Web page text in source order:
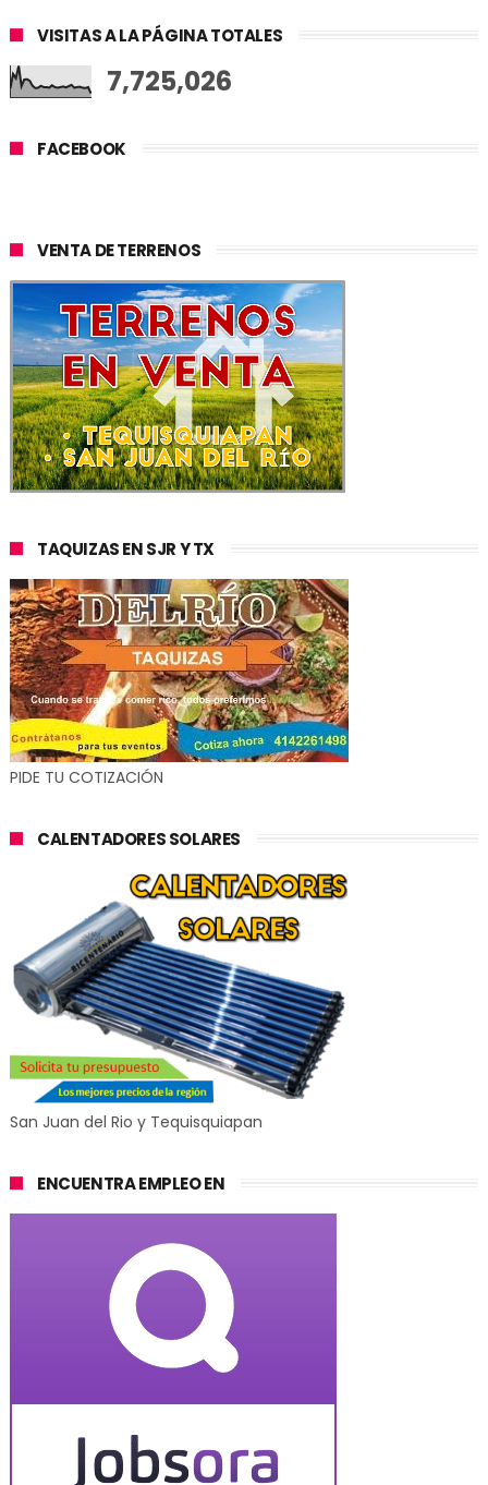
VISITAS A LA PÁGINA TOTALES
7,725,026
FACEBOOK
VENTA DE TERRENOS
TAQUIZAS EN SJR Y TX
PIDE TU COTIZACIÓN
CALENTADORES SOLARES
San Juan del Rio y Tequisquiapan
ENCUENTRA EMPLEO EN